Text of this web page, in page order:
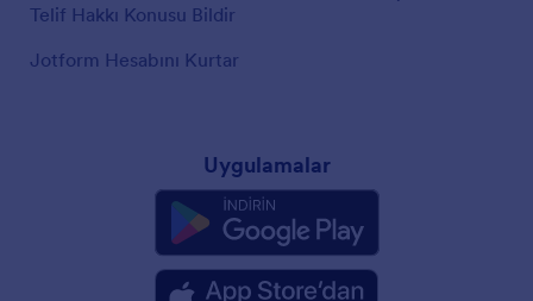
Telif Hakkı Konusu Bildir
Jotform Hesabını Kurtar
Uygulamalar